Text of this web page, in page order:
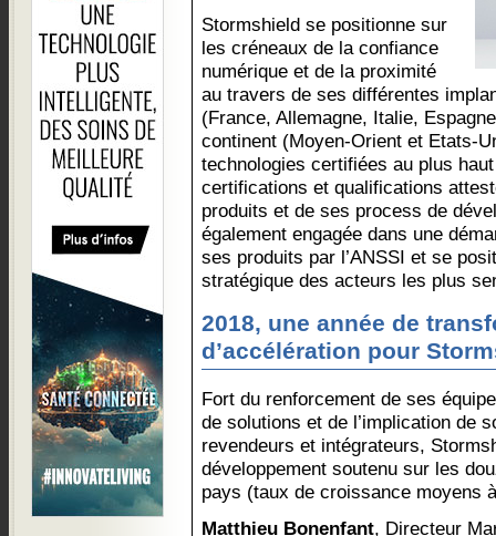
Stormshield se positionne sur
les créneaux de la confiance
numérique et de la proximité
au travers de ses différentes
(France, Allemagne, Italie,
continent (Moyen-Orient et Etats-
technologies certifiées au plus
certifications et qualifications
produits et de ses process de
également engagée dans une
ses produits par l’ANSSI et se
stratégique des acteurs les plus
2018, une année de
d’accélération pour
Fort du renforcement de ses
de solutions et de l’implication de
revendeurs et intégrateurs,
développement soutenu sur les
pays (taux de croissance moyens
Matthieu Bonenfant, Directeur